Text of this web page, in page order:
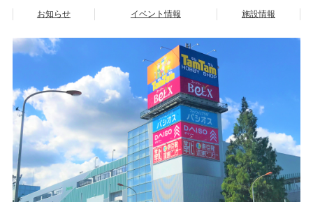
お知らせ イベント情報 施設情報